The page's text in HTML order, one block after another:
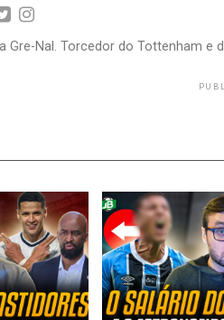
Gre-Nal. Torcedor do Tottenham e